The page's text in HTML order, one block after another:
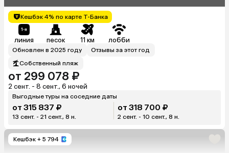
Кешбэк 4% по карте Т-Банка
линия песок 11 км лобби
Обновлен в 2025 году
Отзывы за этот год
Собственный пляж
от 299 078 ₽
2 сент. - 8 сент., 6 ночей
Выгодные туры на соседние даты
от 315 837 ₽
13 сент. - 21 сент., 8 н.
от 318 700 ₽
2 сент. - 10 сент., 8 н.
Кешбэк + 5 794